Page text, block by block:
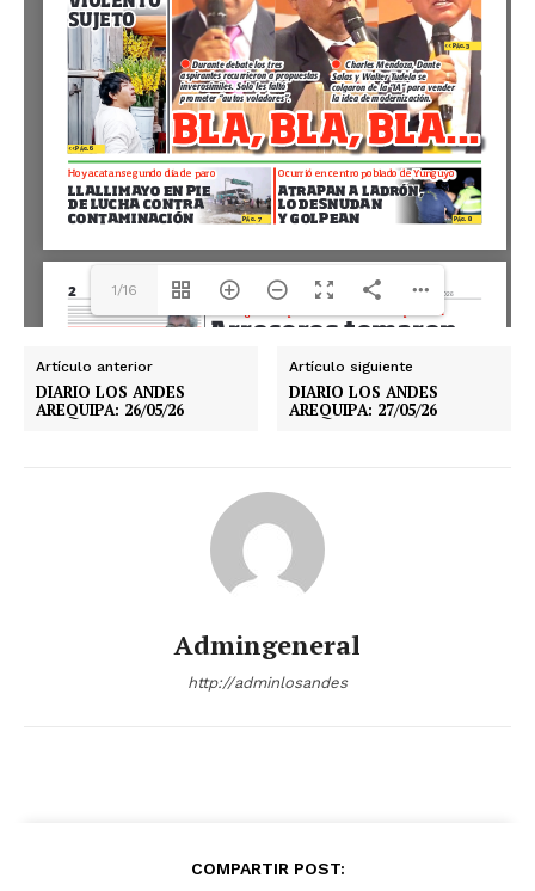
1/16
Artículo anterior
DIARIO LOS ANDES
AREQUIPA: 26/05/26
Artículo siguiente
DIARIO LOS ANDES
AREQUIPA: 27/05/26
Admingeneral
http://adminlosandes
COMPARTIR POST: